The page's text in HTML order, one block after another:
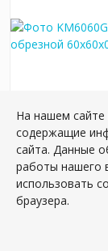
матовый
Артикул:
Размер: 60*60
На нашем
содержащие
сайта. Данные
работы нашего
использовать
браузера.